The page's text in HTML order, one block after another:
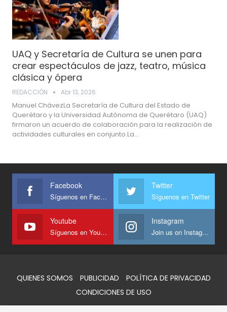
UAQ y Secretaría de Cultura se unen para
crear espectáculos de jazz, teatro, música
clásica y ópera
REDACCIÓN Abr 13, 2026
Manuel ChávezLa Secretaría de Cultura del Estado de
Querétaro y la Universidad Autónoma de Querétaro (UAQ)
firmaron un acuerdo de colaboración para la realización de
actividades culturales en conjunto.La…
Facebook
Síguenos en Facebook
Twitter
Síguenos en Twitter
Youtube
Síguenos en Youtube
Instagram
Join us on Instagram
QUIENES SOMOS PUBLICIDAD
POLÍTICA DE PRIVACIDAD
CONDICIONES DE USO